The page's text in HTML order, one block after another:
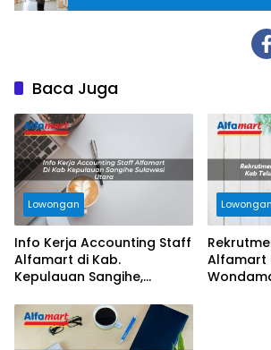
Baca Juga
Lowongan
Info Kerja Accounting Staff
Alfamart di Kab.
Kepulauan Sangihe,
Lowongan
Alfamart